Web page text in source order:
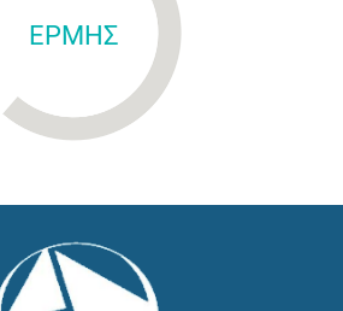
ΕΡΜΗΣ